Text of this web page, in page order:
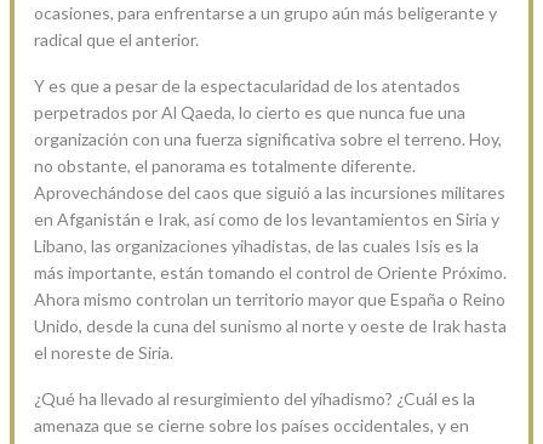
ocasiones, para enfrentarse a un grupo aún más beligerante y
radical que el anterior.
Y es que a pesar de la espectacularidad de los atentados
perpetrados por Al Qaeda, lo cierto es que nunca fue una
organización con una fuerza significativa sobre el terreno. Hoy,
no obstante, el panorama es totalmente diferente.
Aprovechándose del caos que siguió a las incursiones militares
en Afganistán e Irak, así como de los levantamientos en Siria y
Libano, las organizaciones yihadistas, de las cuales Isis es la
más importante, están tomando el control de Oriente Próximo.
Ahora mismo controlan un territorio mayor que España o Reino
Unido, desde la cuna del sunismo al norte y oeste de Irak hasta
el noreste de Siria.
¿Qué ha llevado al resurgimiento del yihadismo? ¿Cuál es la
amenaza que se cierne sobre los países occidentales, y en